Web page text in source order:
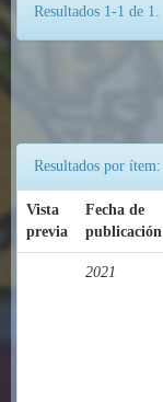
Resultados 1-1 de 1.
Resultados por ítem:
Vista
previa
Fecha de
publicación
2021